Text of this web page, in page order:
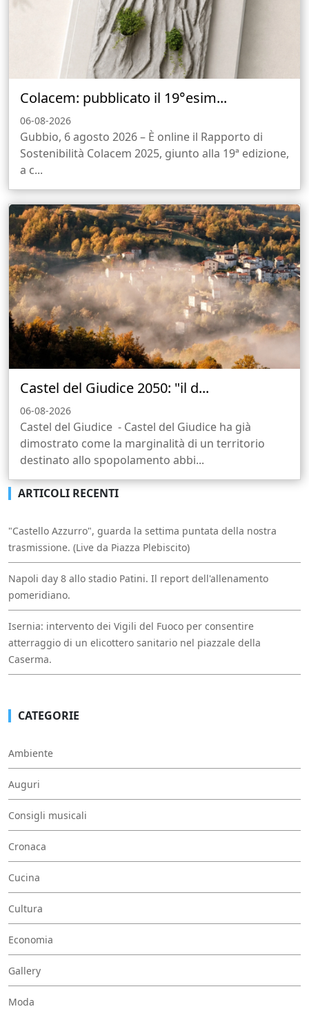
Colacem: pubblicato il 19°esim...
06-08-2026
Gubbio, 6 agosto 2026 – È online il Rapporto di
Sostenibilità Colacem 2025, giunto alla 19ª edizione,
a c...
Castel del Giudice 2050: "il d...
06-08-2026
Castel del Giudice - Castel del Giudice ha già
dimostrato come la marginalità di un territorio
destinato allo spopolamento abbi...
ARTICOLI RECENTI
"Castello Azzurro", guarda la settima puntata della nostra
trasmissione. (Live da Piazza Plebiscito)
Napoli day 8 allo stadio Patini. Il report dell'allenamento
pomeridiano.
Isernia: intervento dei Vigili del Fuoco per consentire
atterraggio di un elicottero sanitario nel piazzale della
Caserma.
CATEGORIE
Ambiente
Auguri
Consigli musicali
Cronaca
Cucina
Cultura
Economia
Gallery
Moda